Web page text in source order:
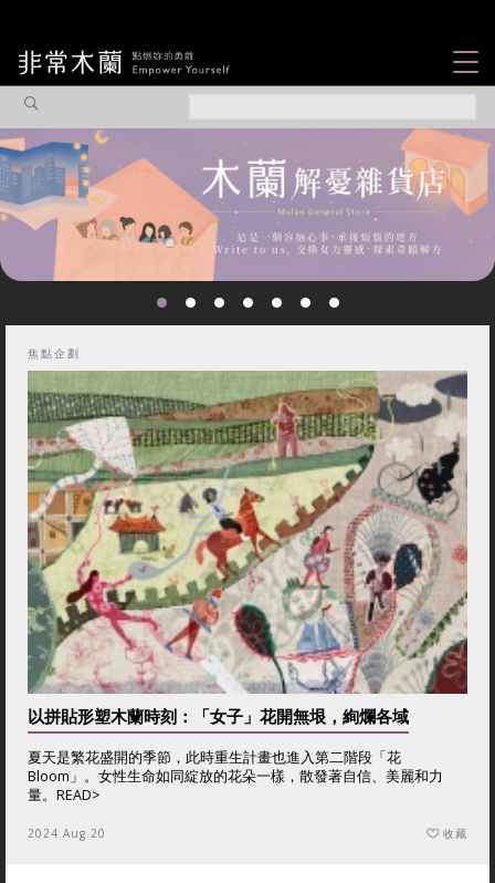
焦點企劃
社會企業
焦點企劃
以拼貼形塑木蘭時刻：「女子」花開無垠，絢爛各域
夏天是繁花盛開的季節，此時重生計畫也進入第二階段「花
Bloom」。女性生命如同綻放的花朵一樣，散發著自信、美麗和力
量。 READ>
2024 Aug 20 收藏